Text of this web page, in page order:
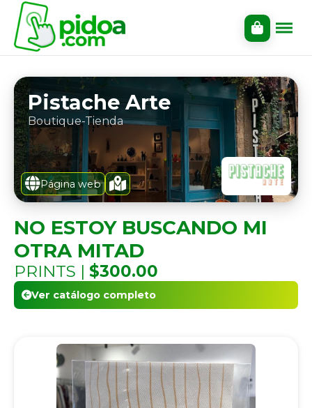
Pistache Arte
Boutique-Tienda
Página web
NO ESTOY BUSCANDO MI
OTRA MITAD
PRINTS | $300.00
Ver catálogo completo